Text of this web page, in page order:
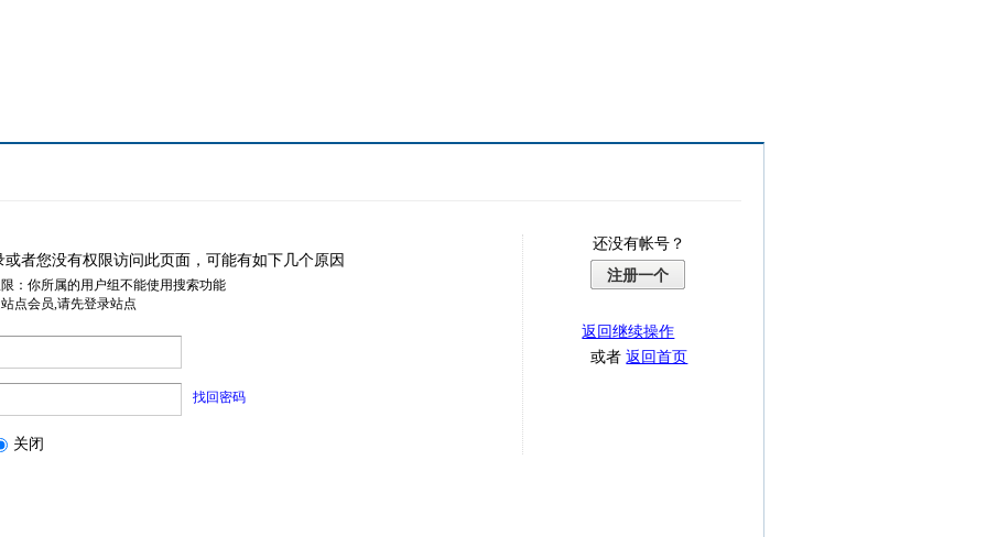
或者您没有权限访问此页面，可能有如下几个原因
：你所属的用户组不能使用搜索功能
点会员,请先登录站点
找回密码
关闭
还没有帐号？
注册一个
返回继续操作
或者返回首页